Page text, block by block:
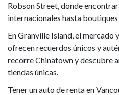
Robson Street, donde
internacionales hasta
En Granville Island, el mercado
ofrecen recuerdos únicos y
recorre Chinatown y descubre
tiendas únicas.
Tener un auto de renta en